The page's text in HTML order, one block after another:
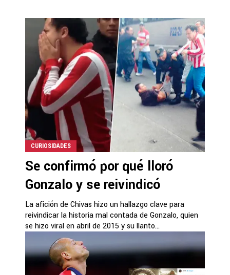
CURIOSIDADES
Se confirmó por qué lloró
Gonzalo y se reivindicó
La afición de Chivas hizo un hallazgo clave para
reivindicar la historia mal contada de Gonzalo, quien
se hizo viral en abril de 2015 y su llanto...